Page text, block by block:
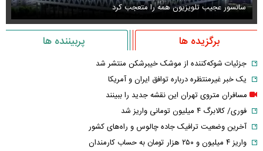
سانسور عجیب تلویزیون همه را متعجب کرد
برگزیده ها پربیننده ها
جزئیات شوکه‌کننده از موشک خیبرشکن منتشر شد
یک خبر غیرمنتظره درباره توافق ایران و آمریکا
مسافران متروی تهران این نقشه جدید را ببینند
فوری/ کالابرگ ۴ میلیون تومانی واریز شد
آخرین وضعیت ترافیک جاده چالوس و راه‌های کشور
واریز ۴ میلیون و ۲۵۰ هزار تومان به حساب کارمندان